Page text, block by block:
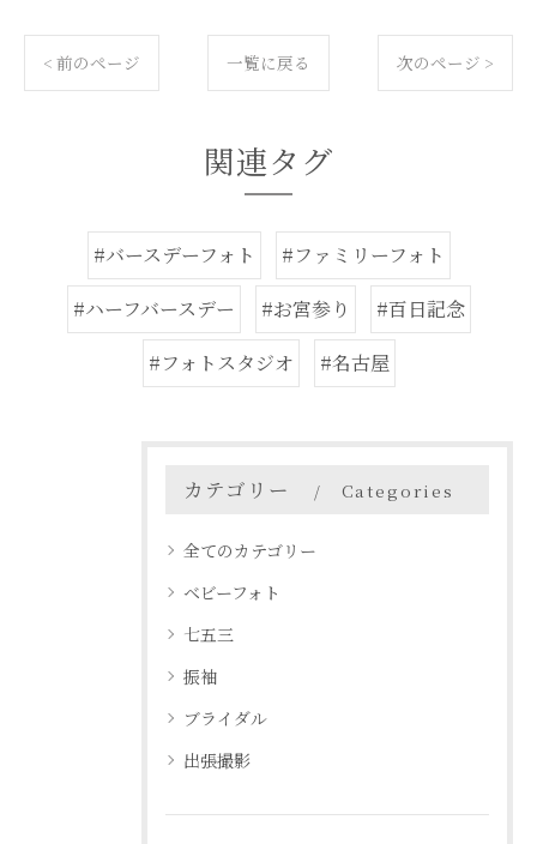
< 前のページ 一覧に戻る 次のページ >
関連タグ
#バースデーフォト
#ファミリーフォト
#ハーフバースデー
#お宮参り
#百日記念
#フォトスタジオ
#名古屋
カテゴリー Categories
全てのカテゴリー
ベビーフォト
七五三
振袖
ブライダル
出張撮影